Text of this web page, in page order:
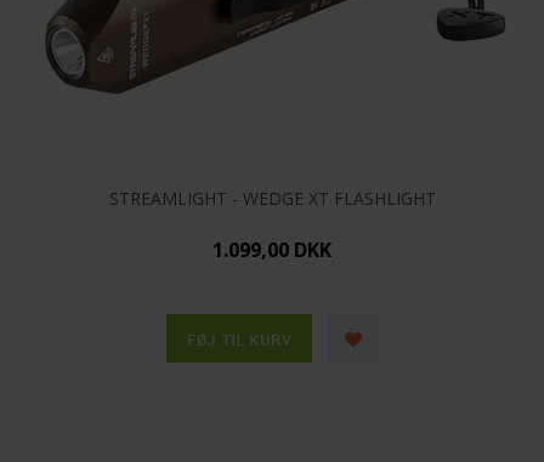
STREAMLIGHT - WEDGE XT FLASHLIGHT
1.099,00 DKK